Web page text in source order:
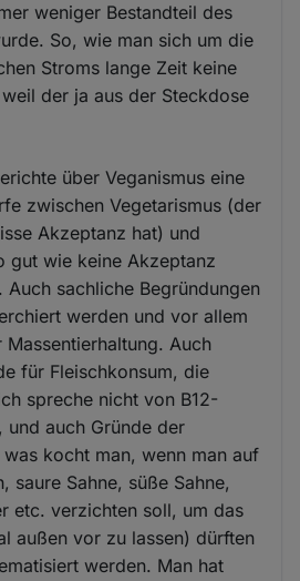
weniger Bestandteil des
So, wie man sich um die
Stroms lange Zeit keine
der ja aus der Steckdose
über Veganismus eine
zwischen Vegetarismus (der
Akzeptanz hat) und
gut wie keine Akzeptanz
Auch sachliche Begründungen
werden und vor allem
Auch
für Fleischkonsum, die
spreche nicht von B12-
und auch Gründe der
kocht man, wenn man auf
saure Sahne, süße Sahne,
etc. verzichten soll, um das
außen vor zu lassen) dürften
werden. Man hat